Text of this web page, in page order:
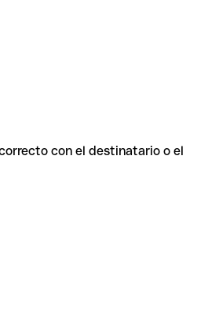
con el destinatario o el